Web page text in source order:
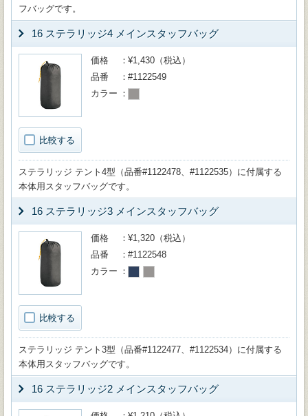
フバッグです。
16 ステラリッジ4 メインスタッフバッグ
比較する
価格
¥1,430（税込）
品番
#1122549
カラー
ステラリッジ テント4型（品番#1122478、#1122535）に付属する
本体用スタッフバッグです。
16 ステラリッジ3 メインスタッフバッグ
比較する
価格
¥1,320（税込）
品番
#1122548
カラー
ステラリッジ テント3型（品番#1122477、#1122534）に付属する
本体用スタッフバッグです。
16 ステラリッジ2 メインスタッフバッグ